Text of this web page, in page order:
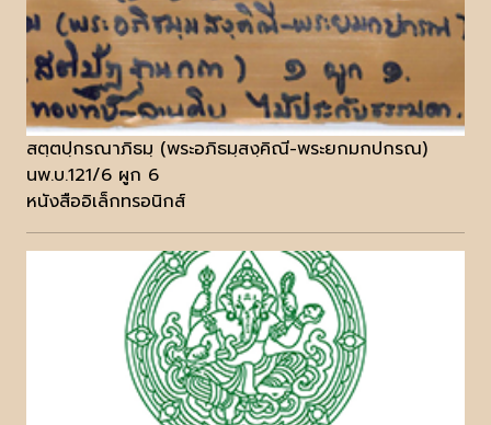
สตฺตปฺกรณาภิธมฺ (พระอภิธมฺสงฺคิณี-พระยกมกปกรณ)
นพ.บ.121/6 ผูก 6
หนังสืออิเล็กทรอนิกส์